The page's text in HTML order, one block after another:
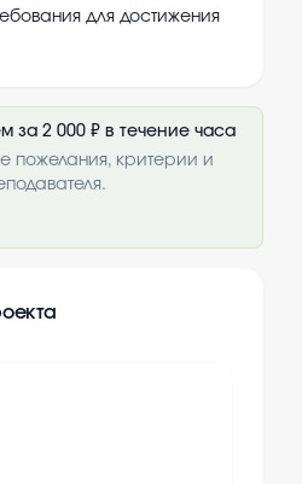
для достижения
за 2 000 ₽ в течение часа
пожелания, критерии и